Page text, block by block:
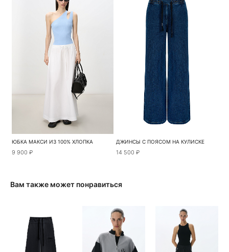
ЮБКА МАКСИ ИЗ 100% ХЛОПКА
9 900 ₽
ДЖИНСЫ С ПОЯСОМ НА КУЛИСКЕ
14 500 ₽
Вам также может понравиться